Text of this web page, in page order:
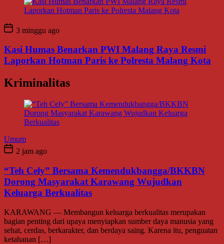
3 minggu ago
Kasi Humas Benarkan PWI Malang Raya Resmi
Laporkan Hotman Paris ke Polresta Malang Kota
Kriminalitas
Umum
2 jam ago
“Teh Cely” Bersama Kemendukbangga/BKKBN
Dorong Masyarakat Karawang Wujudkan
Keluarga Berkualitas
KARAWANG — Membangun keluarga berkualitas merupakan
bagian penting dari upaya menyiapkan sumber daya manusia yang
sehat, cerdas, berkarakter, dan berdaya saing. Karena itu, penguatan
ketahanan […]